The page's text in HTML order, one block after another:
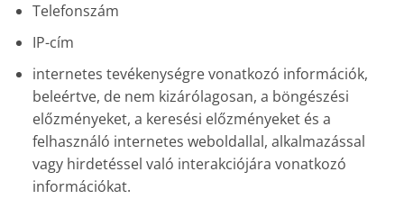
Telefonszám
IP-cím
internetes tevékenységre vonatkozó információk,
beleértve, de nem kizárólagosan, a böngészési
előzményeket, a keresési előzményeket és a
felhasználó internetes weboldallal, alkalmazással
vagy hirdetéssel való interakciójára vonatkozó
információkat.